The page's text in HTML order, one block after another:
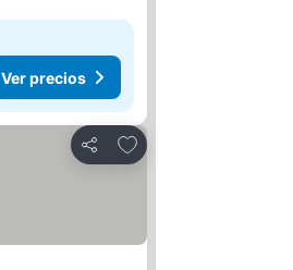
Ver precios
Compartir
Agregar a favoritos